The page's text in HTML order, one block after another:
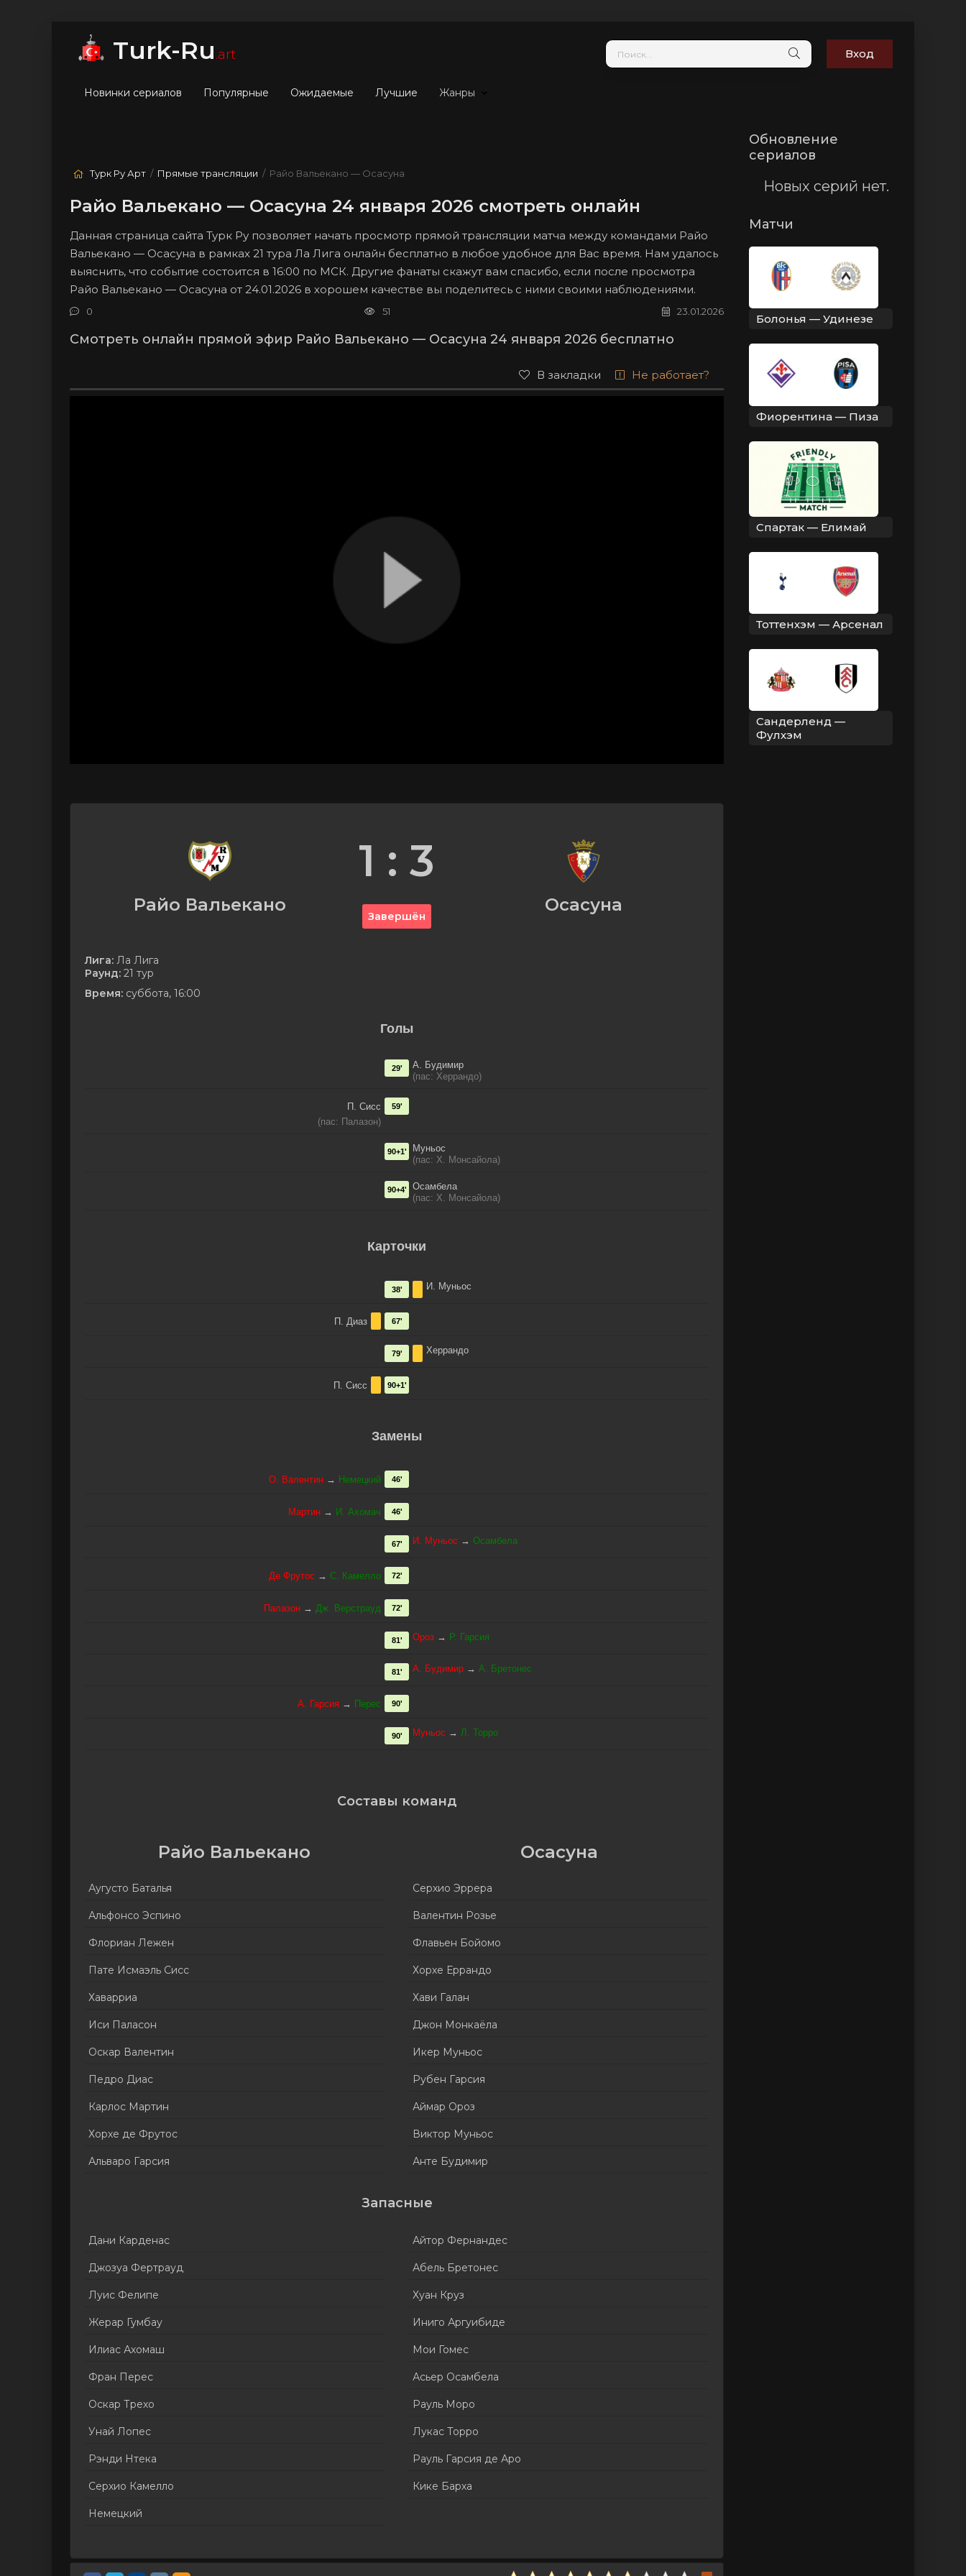
Turk-Ru.art Вход
Новинки сериалов Популярные Ожидаемые Лучшие Жанры
Турк Ру Арт / Прямые трансляции / Райо Вальекано — Осасуна
Райо Вальекано — Осасуна 24 января 2026 смотреть онлайн
Данная страница сайта Турк Ру позволяет начать просмотр прямой трансляции матча между командами Райо
Вальекано — Осасуна в рамках 21 тура Ла Лига онлайн бесплатно в любое удобное для Вас время. Нам удалось
выяснить, что событие состоится в 16:00 по МСК. Другие фанаты скажут вам спасибо, если после просмотра
Райо Вальекано — Осасуна от 24.01.2026 в хорошем качестве вы поделитесь с ними своими наблюдениями.
23.01.2026
51
0
Смотреть онлайн прямой эфир Райо Вальекано — Осасуна 24 января 2026 бесплатно
В закладки Не работает?
Райо Вальекано
1 : 3
Завершён
Осасуна
Лига: Ла Лига
Раунд: 21 тур
Время: суббота, 16:00
Голы
А. Будимир
(пас: Херрандо)
29'
П. Сисс
(пас: Палазон)
59'
Муньос
(пас: Х. Монсайола)
90+1'
Осамбела
(пас: Х. Монсайола)
90+4'
Карточки
И. Муньос
38'
П. Диаз 67'
Херрандо
79'
П. Сисс 90+1'
Замены
О. Валентин → Немецкий 46'
Мартин → И. Ахомач 46'
И. Муньос → Осамбела
67'
Де Фрутос → С. Камелло 72'
Палазон → Дж. Верстрауд 72'
Ороз → Р. Гарсия
81'
А. Будимир → А. Бретонес
81'
А. Гарсия → Перес 90'
Муньос → Л. Торро
90'
Составы команд
Райо Вальекано
Аугусто Баталья
Альфонсо Эспино
Флориан Лежен
Пате Исмаэль Сисс
Хаварриа
Иси Паласон
Оскар Валентин
Педро Диас
Карлос Мартин
Хорхе де Фрутос
Альваро Гарсия
Осасуна
Серхио Эррера
Валентин Розье
Флавьен Бойомо
Хорхе Еррандо
Хави Галан
Джон Монкаёла
Икер Муньос
Рубен Гарсия
Аймар Ороз
Виктор Муньос
Анте Будимир
Запасные
Дани Карденас
Джозуа Фертрауд
Луис Фелипе
Жерар Гумбау
Илиас Ахомаш
Фран Перес
Оскар Трехо
Унай Лопес
Рэнди Нтека
Серхио Камелло
Немецкий
Айтор Фернандес
Абель Бретонес
Хуан Круз
Иниго Аргуибиде
Мои Гомес
Асьер Осамбела
Рауль Моро
Лукас Торро
Рауль Гарсия де Аро
Кике Барха
Обновление
сериалов
Новых серий нет.
Матчи
Болонья — Удинезе
Фиорентина — Пиза
Спартак — Елимай
Тоттенхэм — Арсенал
Сандерленд —
Фулхэм